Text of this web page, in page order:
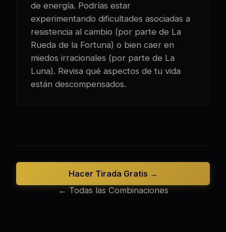
de energía. Podrías estar
experimentando dificultades asociadas a
resistencia al cambio (por parte de La
Rueda de la Fortuna) o bien caer en
miedos irracionales (por parte de La
Luna). Revisa qué aspectos de tu vida
están descompensados.
← Todas las Combinaciones
Hacer Tirada Gratis →